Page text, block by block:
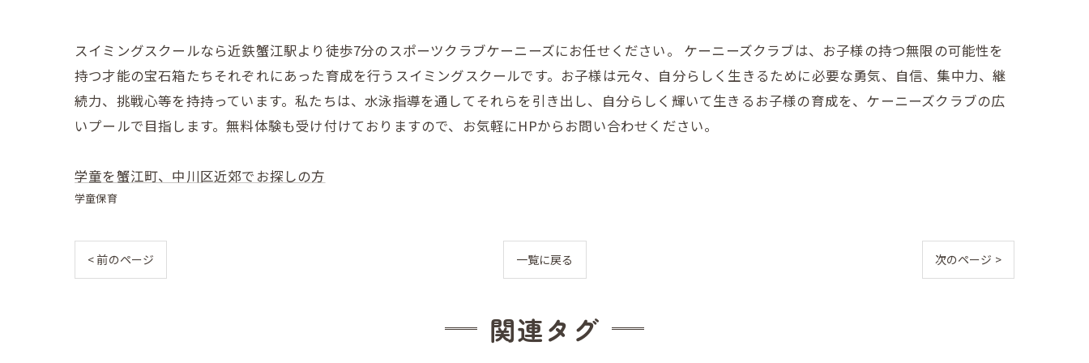
スイミングスクールなら近鉄蟹江駅より徒歩7分のスポーツクラブケーニーズにお任せください。 ケーニーズクラブは、お子様の持つ無限の可能性を
持つ才能の宝石箱たちそれぞれにあった育成を行うスイミングスクールです。お子様は元々、自分らしく生きるために必要な勇気、自信、集中力、継
続力、挑戦心等を持持っています。私たちは、水泳指導を通してそれらを引き出し、自分らしく輝いて生きるお子様の育成を、ケーニーズクラブの広
いプールで目指します。無料体験も受け付けておりますので、お気軽にHPからお問い合わせください。
学童を蟹江町、中川区近郊でお探しの方
学童保育
< 前のページ 一覧に戻る 次のページ >
関連タグ